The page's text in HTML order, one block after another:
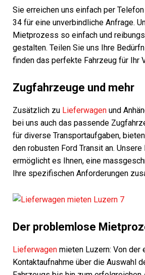
Sie erreichen uns einfach per
34 für eine unverbindliche Anfrage.
Mietprozess so einfach und
gestalten. Teilen Sie uns Ihre
finden das perfekte Fahrzeug für Ihr
Zugfahrzeuge und mehr
Zusätzlich zu Lieferwagen und
bei uns auch das passende
für diverse Transportaufgaben,
den robusten Ford Transit an.
ermöglicht es Ihnen, eine
Ihre spezifischen Anforderungen
Der problemlose
Lieferwagen mieten Luzern: Von der
Kontaktaufnahme über die Auswahl